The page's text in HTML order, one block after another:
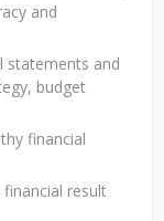
and
statements and
budget
financial
financial result